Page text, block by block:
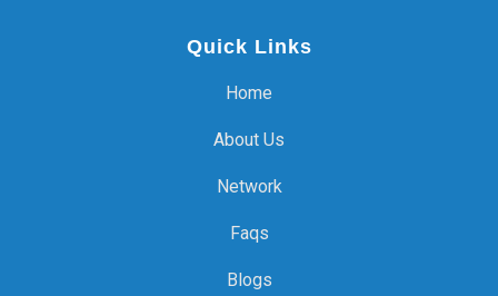
Quick Links
Home
About Us
Network
Faqs
Blogs